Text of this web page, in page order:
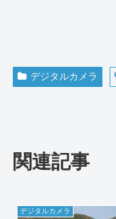
デジタルカメラ
関連記事
デジタルカメラ